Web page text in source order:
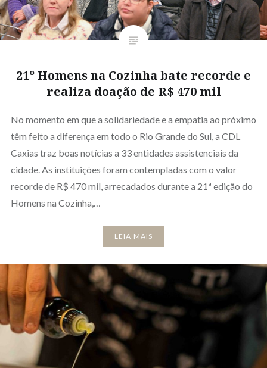
21º Homens na Cozinha bate recorde e
realiza doação de R$ 470 mil
No momento em que a solidariedade e a empatia ao próximo
têm feito a diferença em todo o Rio Grande do Sul, a CDL
Caxias traz boas notícias a 33 entidades assistenciais da
cidade. As instituições foram contempladas com o valor
recorde de R$ 470 mil, arrecadados durante a 21ª edição do
Homens na Cozinha,…
LEIA MAIS